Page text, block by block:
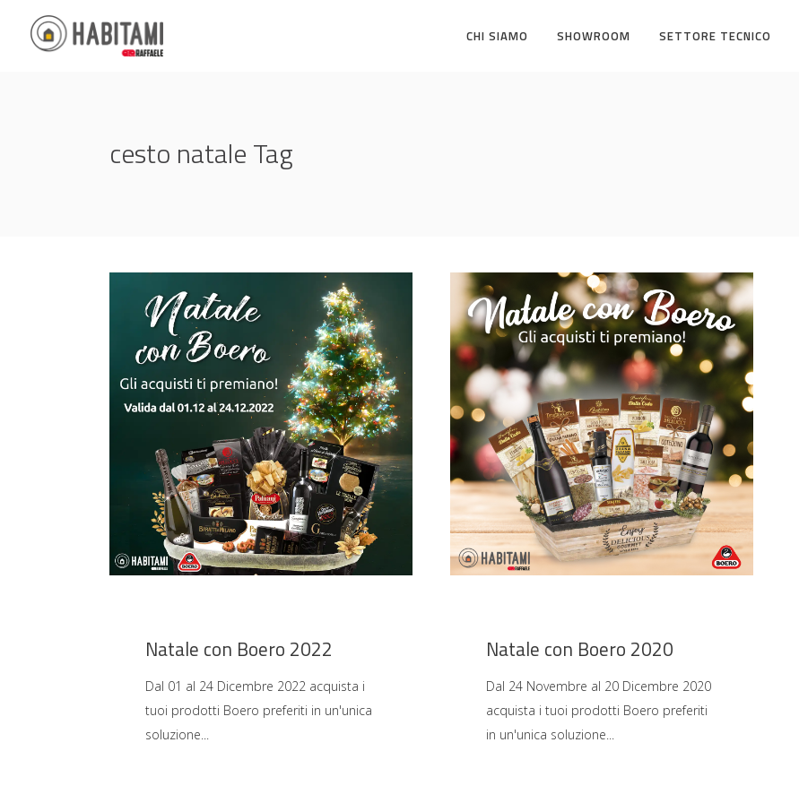
CHI SIAMO SHOWROOM SETTORE TECNICO
cesto natale Tag
Natale con Boero 2022
Dal 01 al 24 Dicembre 2022 acquista i
tuoi prodotti Boero preferiti in un'unica
soluzione
Natale con Boero 2020
Dal 24 Novembre al 20 Dicembre 2020
acquista i tuoi prodotti Boero preferiti
in un'unica soluzione